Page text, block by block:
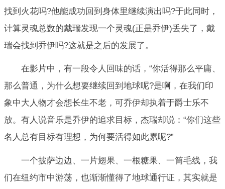
找到火花吗?他能成功回到身体里继续演出吗?于此同时，
计算灵魂总数的戴瑞发现一个灵魂(正是乔伊)丢失了，戴
瑞会找到乔伊吗?这就是之后的发展了。
在影片中，有一段令人回味的话，“你活得那么平庸、
那么普通，为什么想要继续回到地球呢?是啊，在我们印
象中大人物才会想长生不老，可乔伊却执着于爵士乐不
放。有人说音乐是乔伊的追求目标，杰瑞却说：“你们这些
名人总有目标有理想，为何要活得如此累呢?”
一个披萨边边、一片翅果、一根糖果、一筒毛线，我
们在纽约市中游荡，也渐渐懂得了地球通行证，其实就是